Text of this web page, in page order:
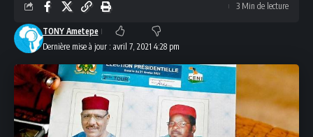
Dernière mise à jour : avril 7, 2021 4:28 pm
TONY Ametepe
3 Min de lecture